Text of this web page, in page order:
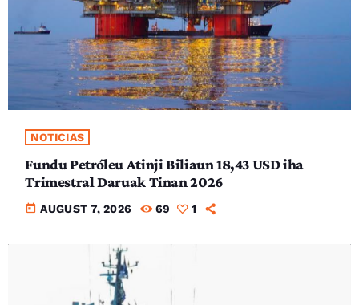
NOTICIAS
Fundu Petróleu Atinji Biliaun 18,43 USD iha
Trimestral Daruak Tinan 2026
today AUGUST 7, 2026 69 1